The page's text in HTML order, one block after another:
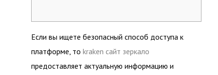
Если вы ищете безопасный способ доступа к
платформе, то kraken сайт зеркало
предоставляет актуальную информацию и